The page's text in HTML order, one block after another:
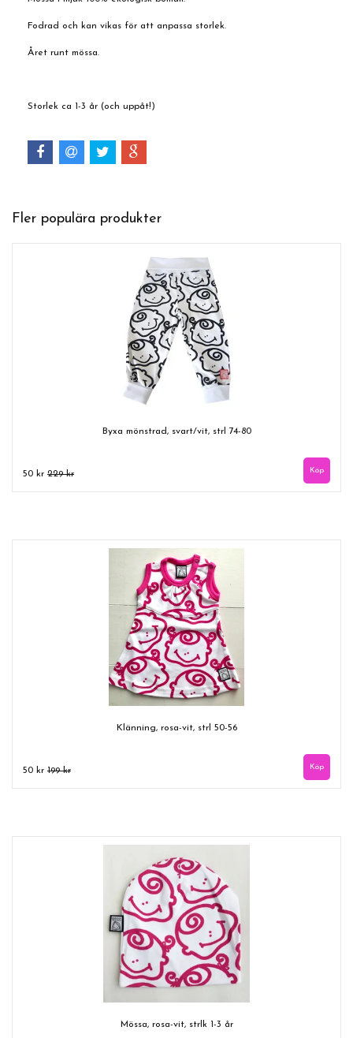
Fodrad och kan vikas för att anpassa storlek.
Året runt mössa.
Storlek ca 1-3 år (och uppåt!)
Fler populära produkter
Byxa mönstrad, svart/vit, strl 74-80
50 kr 229 kr
Klänning, rosa-vit, strl 50-56
50 kr 199 kr
Mössa, rosa-vit, strlk 1-3 år